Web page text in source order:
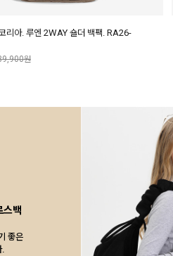
리아. 루엔 2WAY 숄더 백팩. RA26-
원
스백
좋은
.